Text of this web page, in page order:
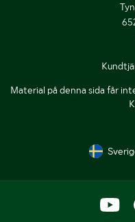
Material på denna sida får